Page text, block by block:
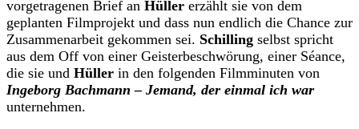
vorgetragenen Brief an Hüller erzählt sie von dem
geplanten Filmprojekt und dass nun endlich die Chance zur
Zusammenarbeit gekommen sei. Schilling selbst spricht
aus dem Off von einer Geisterbeschwörung, einer Séance,
die sie und Hüller in den folgenden Filmminuten von
Ingeborg Bachmann – Jemand, der einmal ich war
unternehmen.